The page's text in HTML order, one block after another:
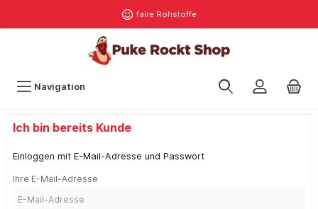
faire Rohstoffe
Navigation
Ich bin bereits Kunde
Einloggen mit E-Mail-Adresse und Passwort
Ihre E-Mail-Adresse